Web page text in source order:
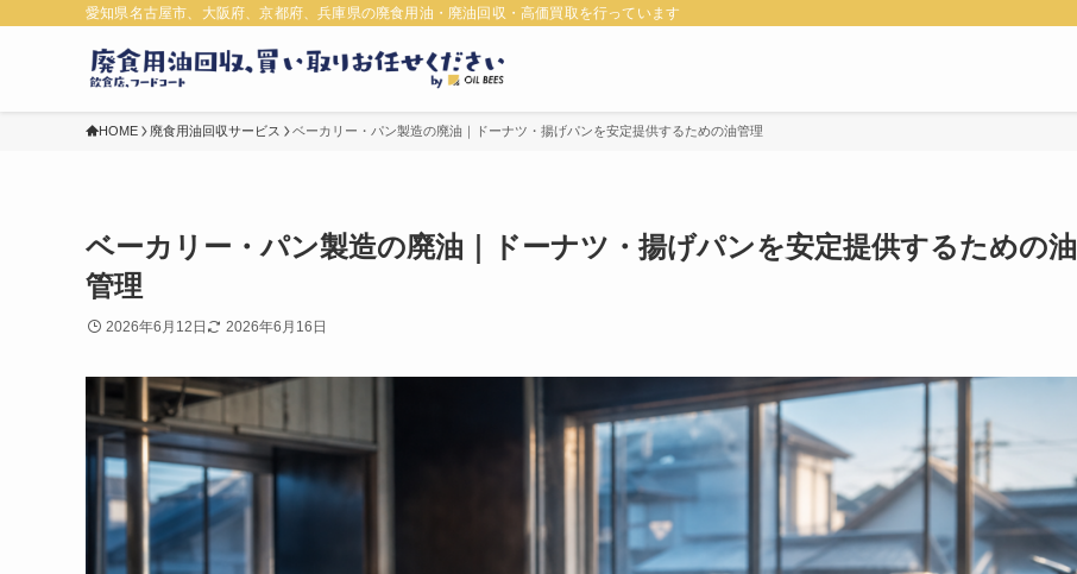
愛知県名古屋市、大阪府、京都府、兵庫県の廃食用油・廃油回収・高価買取を行っています
HOME 廃食用油回収サービス ベーカリー・パン製造の廃油｜ドーナツ・揚げパンを安定提供するための油管理
ベーカリー・パン製造の廃油｜ドーナツ・揚げパンを安定提供するための油
管理
2026年6月12日 2026年6月16日